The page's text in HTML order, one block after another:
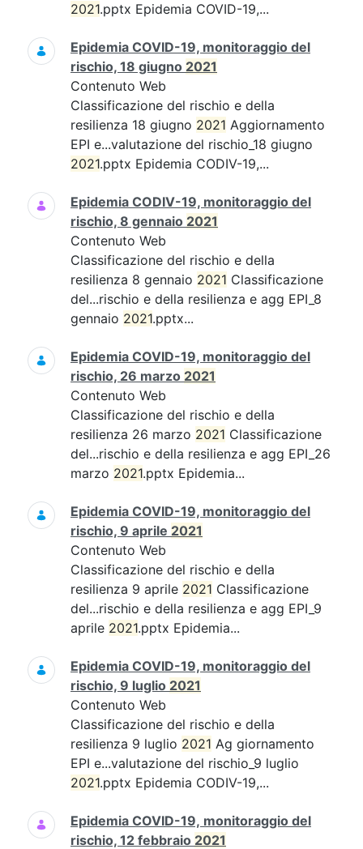
2021.pptx Epidemia COVID-19,...
Epidemia COVID-19, monitoraggio del
rischio, 18 giugno 2021
Contenuto Web
Classificazione del rischio e della
resilienza 18 giugno 2021 Aggiornamento
EPI e...valutazione del rischio_18 giugno
2021.pptx Epidemia CODIV-19,...
Epidemia CODIV-19, monitoraggio del
rischio, 8 gennaio 2021
Contenuto Web
Classificazione del rischio e della
resilienza 8 gennaio 2021 Classificazione
del...rischio e della resilienza e agg EPI_8
gennaio 2021.pptx...
Epidemia COVID-19, monitoraggio del
rischio, 26 marzo 2021
Contenuto Web
Classificazione del rischio e della
resilienza 26 marzo 2021 Classificazione
del...rischio e della resilienza e agg EPI_26
marzo 2021.pptx Epidemia...
Epidemia COVID-19, monitoraggio del
rischio, 9 aprile 2021
Contenuto Web
Classificazione del rischio e della
resilienza 9 aprile 2021 Classificazione
del...rischio e della resilienza e agg EPI_9
aprile 2021.pptx Epidemia...
Epidemia COVID-19, monitoraggio del
rischio, 9 luglio 2021
Contenuto Web
Classificazione del rischio e della
resilienza 9 luglio 2021 Ag giornamento
EPI e...valutazione del rischio_9 luglio
2021.pptx Epidemia CODIV-19,...
Epidemia COVID-19, monitoraggio del
rischio, 12 febbraio 2021